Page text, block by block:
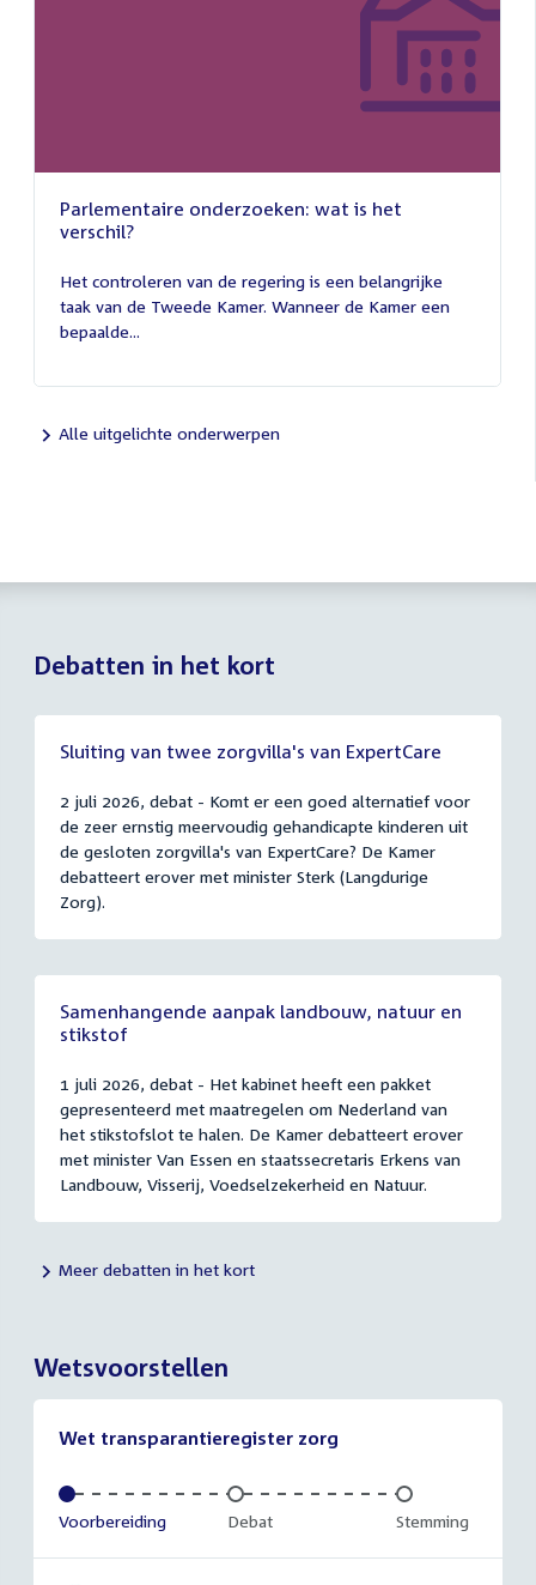
Parlementaire onderzoeken: wat is het
verschil?
juli
2026
Het controleren van de regering is een belangrijke
taak van de Tweede Kamer. Wanneer de Kamer een
bepaalde...
Alle uitgelichte onderwerpen
Debatten in het kort
Sluiting van twee zorgvilla's van ExpertCare
2 juli 2026, debat - Komt er een goed alternatief voor
de zeer ernstig meervoudig gehandicapte kinderen uit
de gesloten zorgvilla's van ExpertCare? De Kamer
debatteert erover met minister Sterk (Langdurige
Zorg).
Samenhangende aanpak landbouw, natuur en
stikstof
1 juli 2026, debat - Het kabinet heeft een pakket
gepresenteerd met maatregelen om Nederland van
het stikstofslot te halen. De Kamer debatteert erover
met minister Van Essen en staatssecretaris Erkens van
Landbouw, Visserij, Voedselzekerheid en Natuur.
Meer debatten in het kort
Wetsvoorstellen
Wet transparantieregister zorg
Voltooid:
Voorbereiding Onvoltooid:
Debat Onvoltooid:
Stemming